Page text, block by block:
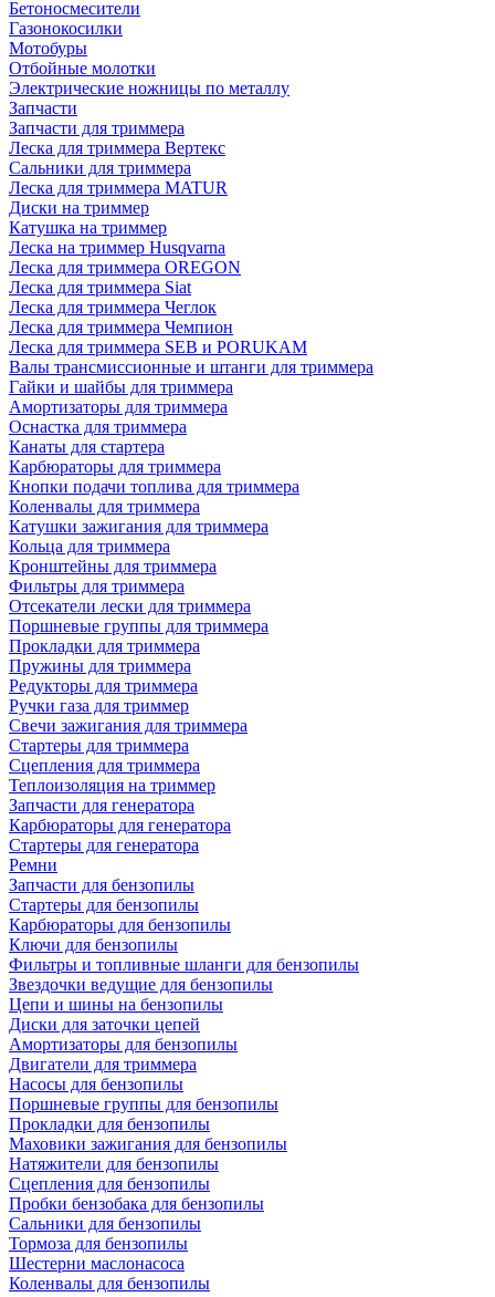
Бетоносмесители
Газонокосилки
Мотобуры
Отбойные молотки
Электрические ножницы по металлу
Запчасти
Запчасти для триммера
Леска для триммера Вертекс
Сальники для триммера
Леска для триммера MATUR
Диски на триммер
Катушка на триммер
Леска на триммер Husqvarna
Леска для триммера OREGON
Леска для триммера Siat
Леска для триммера Чеглок
Леска для триммера Чемпион
Леска для триммера SEB и PORUKAM
Валы трансмиссионные и штанги для триммера
Гайки и шайбы для триммера
Амортизаторы для триммера
Оснастка для триммера
Канаты для стартера
Карбюраторы для триммера
Кнопки подачи топлива для триммера
Коленвалы для триммера
Катушки зажигания для триммера
Кольца для триммера
Кронштейны для триммера
Фильтры для триммера
Отсекатели лески для триммера
Поршневые группы для триммера
Прокладки для триммера
Пружины для триммера
Редукторы для триммера
Ручки газа для триммер
Свечи зажигания для триммера
Стартеры для триммера
Сцепления для триммера
Теплоизоляция на триммер
Запчасти для генератора
Карбюраторы для генератора
Стартеры для генератора
Ремни
Запчасти для бензопилы
Стартеры для бензопилы
Карбюраторы для бензопилы
Ключи для бензопилы
Фильтры и топливные шланги для бензопилы
Звездочки ведущие для бензопилы
Цепи и шины на бензопилы
Диски для заточки цепей
Амортизаторы для бензопилы
Двигатели для триммера
Насосы для бензопилы
Поршневые группы для бензопилы
Прокладки для бензопилы
Маховики зажигания для бензопилы
Натяжители для бензопилы
Сцепления для бензопилы
Пробки бензобака для бензопилы
Сальники для бензопилы
Тормоза для бензопилы
Шестерни маслонасоса
Коленвалы для бензопилы